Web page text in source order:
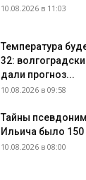
10.08.2026 в 11:03
Температура
32:
дали прогноз...
10.08.2026 в 09:58
Тайны
Ильича было 150
10.08.2026 в 08:00